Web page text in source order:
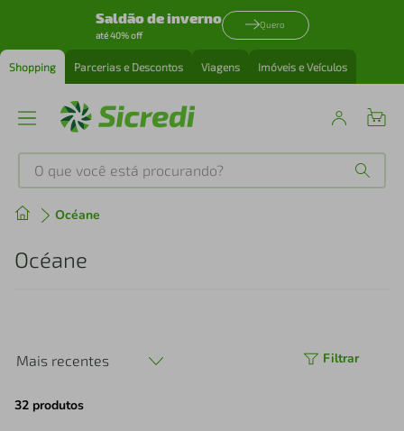
Saldão de inverno
até 40% off
Quero
Shopping Parcerias e Descontos Viagens Imóveis e Veículos
O que você está procurando?
Océane
Océane
Mais recentes Filtrar
32 produtos
Produtos mais buscados
1
perfume
4º air fryer